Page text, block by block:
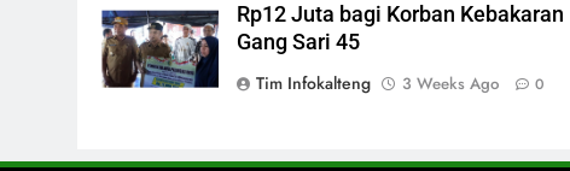
Rp12 Juta bagi Korban Kebakaran
Gang Sari 45
Tim Infokalteng
3 Weeks Ago 0
1
Insiden Konsumen di SPBU
Pangkalan Bun Ditangani Cepat,